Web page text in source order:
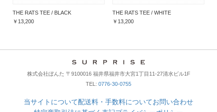
THE RATS TEE / BLACK
￥13,200
THE RATS TEE / WHITE
￥13,200
株式会社ぼんた 〒9100016 福井県福井市大宮1丁目11-27清水ビル1F
TEL: 0776-30-0755
当サイトについて配送料・手数料についてお問い合わせ